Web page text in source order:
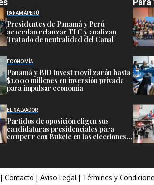
PANAMÁPERÚ
Presidentes de Panamá y Perú
acuerdan relanzar TLC y analizan
Tratado de neutralidad del Canal
ECONOMÍA
Panamá y BID Invest movilizarán hasta
$1.000 millones en inversión privada
para impulsar economía
EL SALVADOR
Partidos de oposición eligen sus
candidaturas presidenciales para
competir con Bukele en las elecciones
Para
| Contacto | Aviso Legal| Términos y